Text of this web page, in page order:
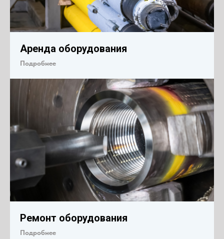
Аренда оборудования
Подробнее
Ремонт оборудования
Подробнее